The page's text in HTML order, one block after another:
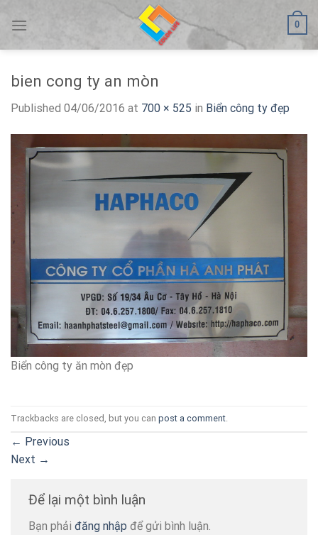
0
bien cong ty an mòn
Published 04/06/2016 at 700 × 525 in Biển công ty đẹp
Biển công ty ăn mòn đẹp
Trackbacks are closed, but you can post a comment
← Previous
Next →
Để lại một bình luận
Bạn phải đăng nhập để gửi bình luận.